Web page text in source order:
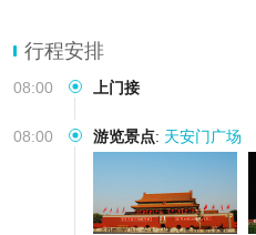
行程安排
08:00 上门接
08:00 游览景点: 天安门广场